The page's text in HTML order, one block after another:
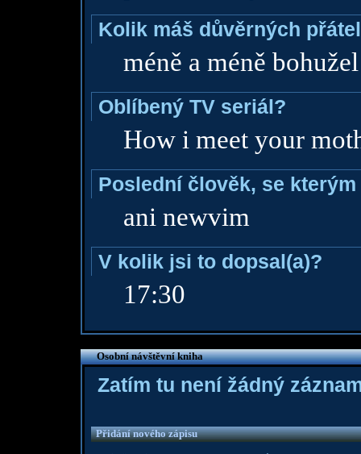
Kolik máš důvěrných
méně a méně bohužel
Oblíbený TV seriál?
How i meet your
Poslední člověk, se
ani newvim
V kolik jsi to dopsal(a)?
17:30
Osobní návštěvní kniha
Zatím tu není žádný
Přidání nového zápisu